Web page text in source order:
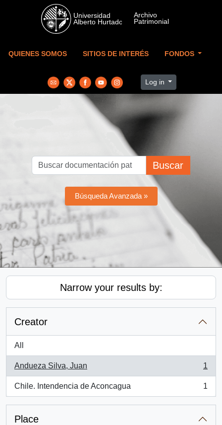
Skip to main content
QUIENES SOMOS SITIOS DE INTERÉS FONDOS
Log in
Buscar
Búsqueda Avanzada »
Narrow your results by:
Creator
All
Andueza Silva, Juan
, 1 results
1
Chile. Intendencia de Aconcagua
, 1 results
1
Place